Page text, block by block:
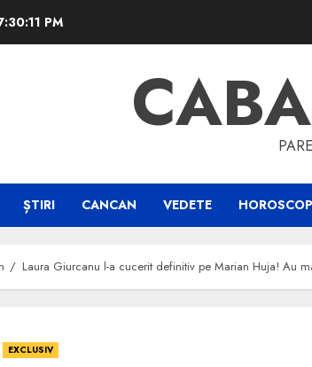
PM
ȘTIRI CANCAN VEDETE HOROSCOP
Laura Giurcanu l-a cucerit definitiv pe Marian Huja! Au
EXCLUSIV